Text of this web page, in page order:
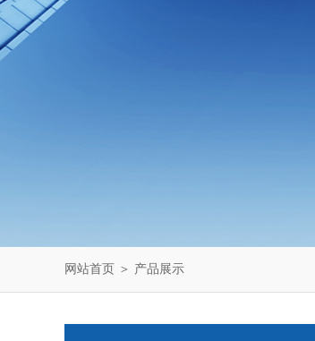
网站首页 ＞ 产品展示